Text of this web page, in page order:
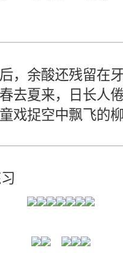
，余酸还残留在
去夏来，日长人
戏捉空中飘飞的